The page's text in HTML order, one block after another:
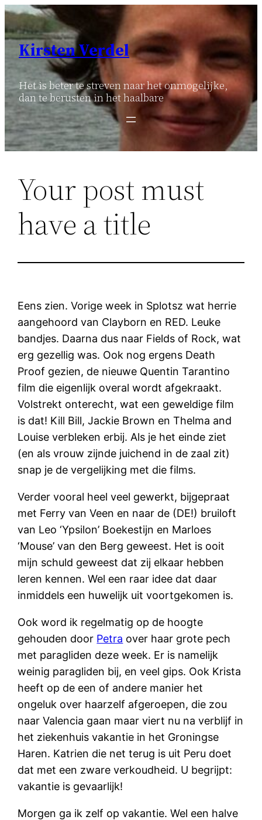
Ga
naar
inhoud
Kirsten Verdel
Het is beter te streven naar het onmogelijke,
dan te berusten in het haalbare
Your post must
have a title
Eens zien. Vorige week in Splotsz wat herrie
aangehoord van Clayborn en RED. Leuke
bandjes. Daarna dus naar Fields of Rock, wat
erg gezellig was. Ook nog ergens Death
Proof gezien, de nieuwe Quentin Tarantino
film die eigenlijk overal wordt afgekraakt.
Volstrekt onterecht, wat een geweldige film
is dat! Kill Bill, Jackie Brown en Thelma and
Louise verbleken erbij. Als je het einde ziet
(en als vrouw zijnde juichend in de zaal zit)
snap je de vergelijking met die films.
Verder vooral heel veel gewerkt, bijgepraat
met Ferry van Veen en naar de (DE!) bruiloft
van Leo ‘Ypsilon’ Boekestijn en Marloes
‘Mouse’ van den Berg geweest. Het is ooit
mijn schuld geweest dat zij elkaar hebben
leren kennen. Wel een raar idee dat daar
inmiddels een huwelijk uit voortgekomen is.
Ook word ik regelmatig op de hoogte
gehouden door Petra over haar grote pech
met paragliden deze week. Er is namelijk
weinig paragliden bij, en veel gips. Ook Krista
heeft op de een of andere manier het
ongeluk over haarzelf afgeroepen, die zou
naar Valencia gaan maar viert nu na verblijf in
het ziekenhuis vakantie in het Groningse
Haren. Katrien die net terug is uit Peru doet
dat met een zware verkoudheid. U begrijpt:
vakantie is gevaarlijk!
Morgen ga ik zelf op vakantie. Wel een halve